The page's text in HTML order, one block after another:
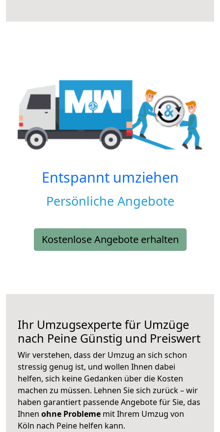
Entspannt umziehen
Persönliche Angebote
Kostenlose Angebote erhalten
Ihr Umzugsexperte für Umzüge
nach Peine Günstig und Preiswert
Wir verstehen, dass der Umzug an sich schon
stressig genug ist, und wollen Ihnen dabei
helfen, sich keine Gedanken über die Kosten
machen zu müssen. Lehnen Sie sich zurück – wir
haben garantiert passende Angebote für Sie, das
Ihnen ohne Probleme mit Ihrem Umzug von
Köln nach Peine helfen kann.